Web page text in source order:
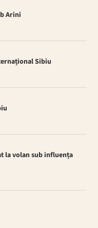
Arini
Sibiu
la volan sub influența